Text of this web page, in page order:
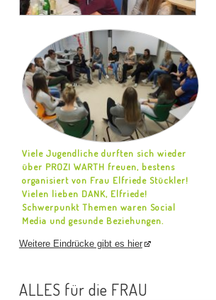
Viele Jugendliche durften sich wieder
über PROZI WARTH freuen, bestens
organisiert von Frau Elfriede Stückler!
Vielen lieben DANK, Elfriede!
Schwerpunkt Themen waren Social
Media und gesunde Beziehungen.
Weitere Eindrücke gibt es hier
ALLES für die FRAU